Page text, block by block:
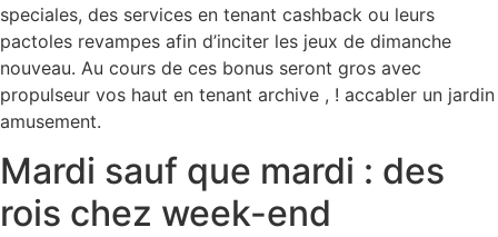
speciales, des services en tenant cashback ou leurs
pactoles revampes afin d’inciter les jeux de dimanche
nouveau. Au cours de ces bonus seront gros avec
propulseur vos haut en tenant archive , ! accabler un jardin
amusement.
Mardi sauf que mardi : des
rois chez week-end